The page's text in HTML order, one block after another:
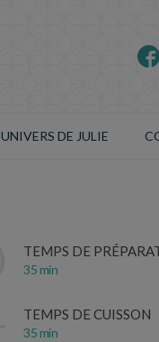
UNIVERS DE JULIE
TEMPS DE
35 min
TEMPS DE CUISSON
35 min